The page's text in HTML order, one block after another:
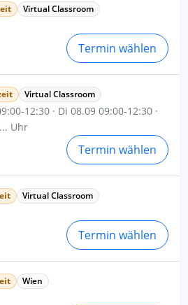
Virtual Classroom
Termin wählen
Virtual Classroom
12:30 · Di 08.09 09:00-12:30 ·
Uhr
Termin wählen
Virtual Classroom
Termin wählen
Wien